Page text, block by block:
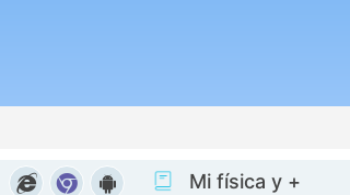
Mi física y +